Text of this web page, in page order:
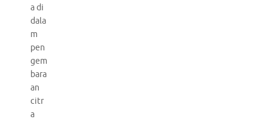
a di
dala
m
pen
gem
bara
an
citr
a